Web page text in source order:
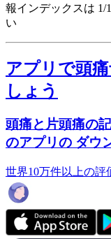
報インデックスは 1/
い
アプリで頭
しょう
頭痛と片頭痛の
のアプリの ダウ
世界10万件以上の評